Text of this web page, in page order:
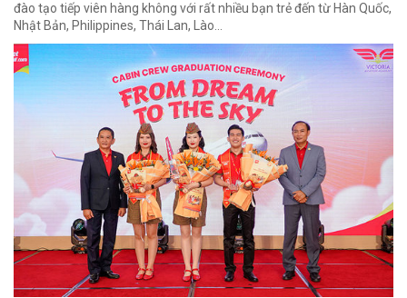
đào tạo tiếp viên hàng không với rất nhiều bạn trẻ đến từ Hàn Quốc,
Nhật Bản, Philippines, Thái Lan, Lào…